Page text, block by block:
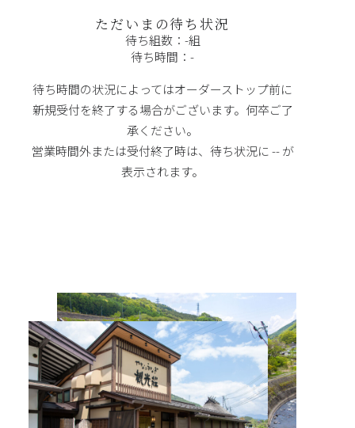
ただいまの待ち状況
待ち組数： -組
待ち時間： -
待ち時間の状況によってはオーダーストップ前に
新規受付を終了する場合がございます。何卒ご了
承ください。
営業時間外または受付終了時は、待ち状況に -- が
表示されます。